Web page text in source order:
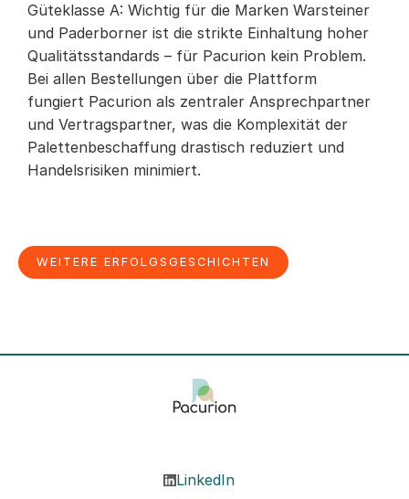
Güteklasse A: Wichtig für die Marken Warsteiner
und Paderborner ist die strikte Einhaltung hoher
Qualitätsstandards – für Pacurion kein Problem.
Bei allen Bestellungen über die Plattform
fungiert Pacurion als zentraler Ansprechpartner
und Vertragspartner, was die Komplexität der
Palettenbeschaffung drastisch reduziert und
Handelsrisiken minimiert.
WEITERE ERFOLGSGESCHICHTEN
LinkedIn